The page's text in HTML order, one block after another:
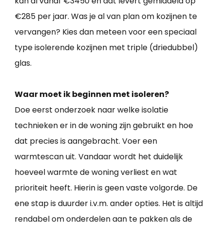
€285 per jaar. Was je al van plan om kozijnen te
vervangen? Kies dan meteen voor een speciaal
type isolerende kozijnen met triple (driedubbel)
glas.
Waar moet ik beginnen met isoleren?
Doe eerst onderzoek naar welke isolatie
technieken er in de woning zijn gebruikt en hoe
dat precies is aangebracht. Voer een
warmtescan uit. Vandaar wordt het duidelijk
hoeveel warmte de woning verliest en wat
prioriteit heeft. Hierin is geen vaste volgorde. De
ene stap is duurder i.v.m. ander opties. Het is altijd
rendabel om onderdelen aan te pakken als de